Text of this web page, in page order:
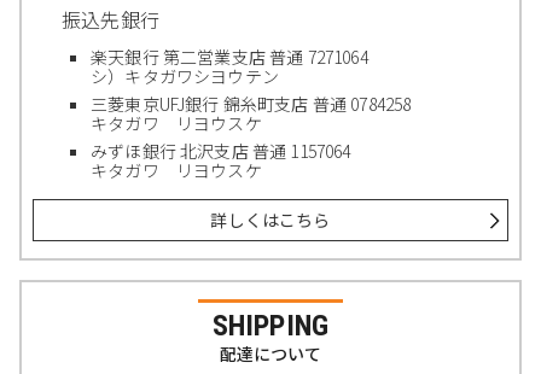
振込先銀行
楽天銀行 第二営業支店 普通 7271064
シ）キタガワシヨウテン
三菱東京UFJ銀行 錦糸町支店 普通 0784258
キタガワ リヨウスケ
みずほ銀行 北沢支店 普通 1157064
キタガワ リヨウスケ
詳しくはこちら
SHIPPING
配達について